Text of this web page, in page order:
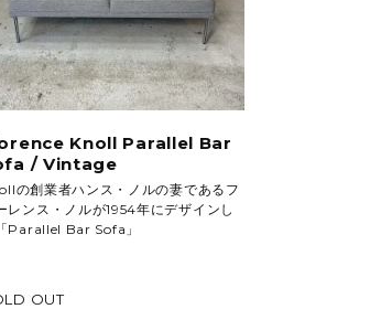
Knoll Parallel Bar
/ Vintage
の創業者ハンス・ノルの妻であるフ
レンス・ノルが1954年にデザインし
Parallel Bar Sofa」
OUT